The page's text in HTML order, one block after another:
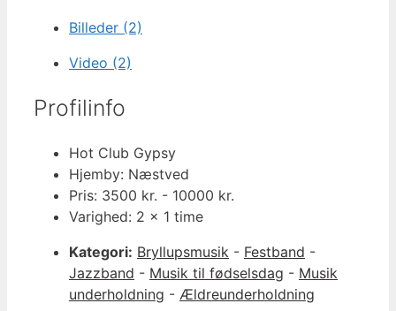
Billeder (2)
Video (2)
Profilinfo
Hot Club Gypsy
Hjemby: Næstved
Pris: 3500 kr. - 10000 kr.
Varighed: 2 x 1 time
Kategori: Bryllupsmusik - Festband -
Jazzband - Musik til fødselsdag - Musik
underholdning - Ældreunderholdning